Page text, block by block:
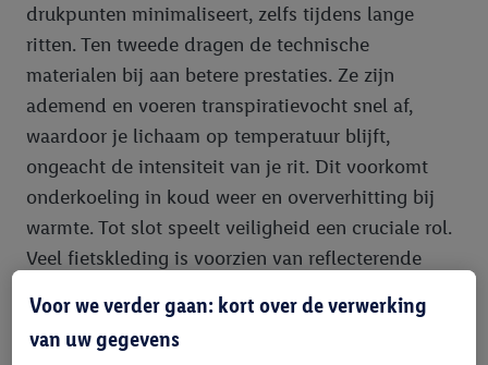
drukpunten minimaliseert, zelfs tijdens lange
ritten. Ten tweede dragen de technische
materialen bij aan betere prestaties. Ze zijn
ademend en voeren transpiratievocht snel af,
waardoor je lichaam op temperatuur blijft,
ongeacht de intensiteit van je rit. Dit voorkomt
onderkoeling in koud weer en oververhitting bij
warmte. Tot slot speelt veiligheid een cruciale rol.
Veel fietskleding is voorzien van reflecterende
vergroten, vooral bij schemering of in het donker.
Door te kiezen voor kwaliteitsvolle fietskleding
Voor we verder gaan: kort over de verwerking
van uw gegevens